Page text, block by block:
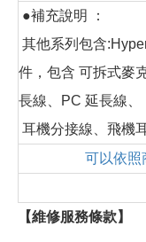
●補充說明 ：
其他系列包含
件，包含 可拆式麥
長線、PC 延長線、
耳機分接線、飛機
可以依照
【維修服務條款】